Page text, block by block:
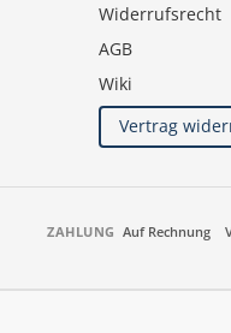
Widerrufsrecht
AGB
Wiki
Vertrag
ZAHLUNG Auf Rechnung